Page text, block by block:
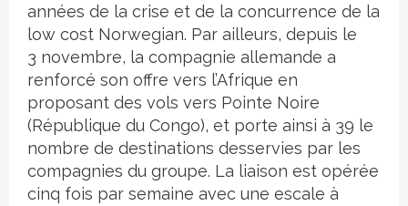
années de la crise et de la concurrence de la
low cost Norwegian. Par ailleurs, depuis le
3 novembre, la compagnie allemande a
renforcé son offre vers l’Afrique en
proposant des vols vers Pointe Noire
(République du Congo), et porte ainsi à 39 le
nombre de destinations desservies par les
compagnies du groupe. La liaison est opérée
cinq fois par semaine avec une escale à